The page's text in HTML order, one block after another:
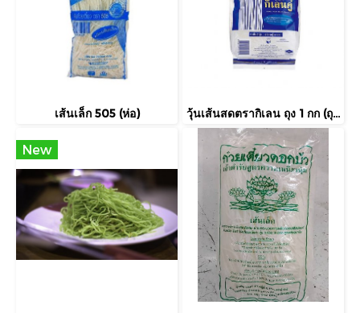
เส้นเล็ก 505 (ห่อ) วุ้นเส้นสดตรากิเลน ถุง 1 กก (ถุง)
New